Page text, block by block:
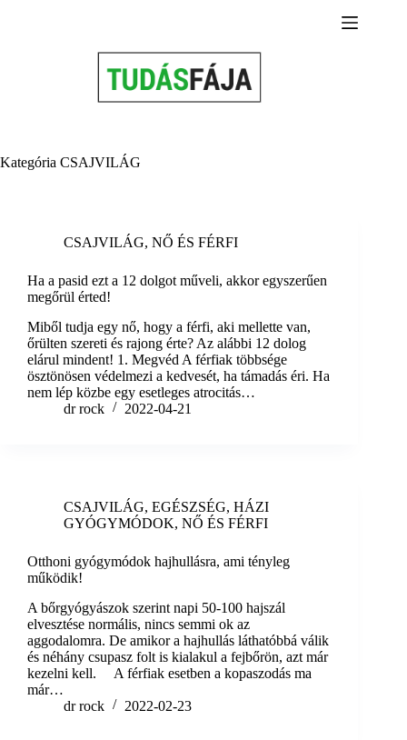
Kategória CSAJVILÁG
CSAJVILÁG, NŐ ÉS FÉRFI
Ha a pasid ezt a 12 dolgot műveli, akkor egyszerűen
megőrül érted!
Miből tudja egy nő, hogy a férfi, aki mellette van,
őrülten szereti és rajong érte? Az alábbi 12 dolog
elárul mindent! 1. Megvéd A férfiak többsége
ösztönösen védelmezi a kedvesét, ha támadás éri. Ha
nem lép közbe egy esetleges atrocitás…
dr rock
2022-04-21
CSAJVILÁG, EGÉSZSÉG, HÁZI
GYÓGYMÓDOK, NŐ ÉS FÉRFI
Otthoni gyógymódok hajhullásra, ami tényleg
működik!
A bőrgyógyászok szerint napi 50-100 hajszál
elvesztése normális, nincs semmi ok az
aggodalomra. De amikor a hajhullás láthatóbbá válik
és néhány csupasz folt is kialakul a fejbőrön, azt már
kezelni kell. A férfiak esetben a kopaszodás ma
már…
dr rock
2022-02-23